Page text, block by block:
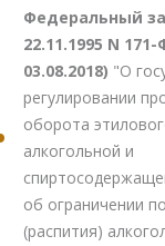
Федеральный
22.11.1995 N
03.08.2018) "О
регулировании
оборота
алкогольной и
об ограничении
(распития)